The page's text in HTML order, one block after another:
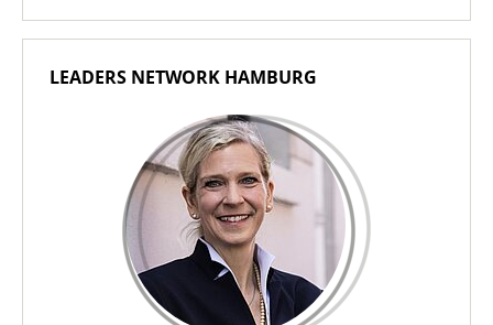
LEADERS NETWORK HAMBURG